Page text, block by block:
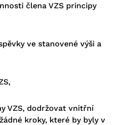
člena VZS principy
ve stanovené výši a
VZS, dodržovat vnitřní
kroky, které by byly v